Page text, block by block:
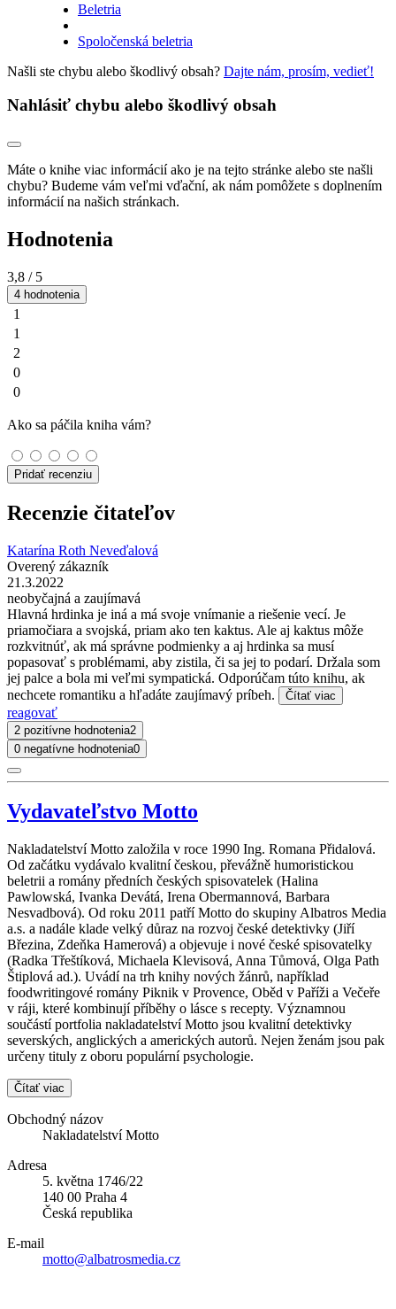
Beletria
Spoločenská beletria
Našli ste chybu alebo škodlivý obsah? Dajte nám, prosím, vedieť!
Nahlásiť chybu alebo škodlivý obsah
Máte o knihe viac informácií ako je na tejto stránke alebo ste našli
chybu? Budeme vám veľmi vďační, ak nám pomôžete s doplnením
informácií na našich stránkach.
Hodnotenia
3,8 / 5
4 hodnotenia
1
1
2
0
0
Ako sa páčila kniha vám?
Pridať recenziu
Recenzie čitateľov
Katarína Roth Neveďalová
Overený zákazník
21.3.2022
neobyčajná a zaujímavá
Hlavná hrdinka je iná a má svoje vnímanie a riešenie vecí. Je
priamočiara a svojská, priam ako ten kaktus. Ale aj kaktus môže
rozkvitnúť, ak má správne podmienky a aj hrdinka sa musí
popasovať s problémami, aby zistila, či sa jej to podarí. Držala som
jej palce a bola mi veľmi sympatická. Odporúčam túto knihu, ak
nechcete romantiku a hľadáte zaujímavý príbeh.
Čítať viac
reagovať
2 pozitívne hodnotenia2
0 negatívne hodnotenia0
Vydavateľstvo Motto
Nakladatelství Motto založila v roce 1990 Ing. Romana Přidalová.
Od začátku vydávalo kvalitní českou, převážně humoristickou
beletrii a romány předních českých spisovatelek (Halina
Pawlowská, Ivanka Devátá, Irena Obermannová, Barbara
Nesvadbová). Od roku 2011 patří Motto do skupiny Albatros Media
a.s. a nadále klade velký důraz na rozvoj české detektivky (Jiří
Březina, Zdeňka Hamerová) a objevuje i nové české spisovatelky
(Radka Třeštíková, Michaela Klevisová, Anna Tůmová, Olga Path
Štiplová ad.). Uvádí na trh knihy nových žánrů, například
foodwritingové romány Piknik v Provence, Oběd v Paříži a Večeře
v ráji, které kombinují příběhy o lásce s recepty. Významnou
součástí portfolia nakladatelství Motto jsou kvalitní detektivky
severských, anglických a amerických autorů. Nejen ženám jsou pak
určeny tituly z oboru populární psychologie.
Čítať viac
Obchodný názov
Nakladatelství Motto
Adresa
5. května 1746/22
140 00 Praha 4
Česká republika
E-mail
motto@albatrosmedia.cz